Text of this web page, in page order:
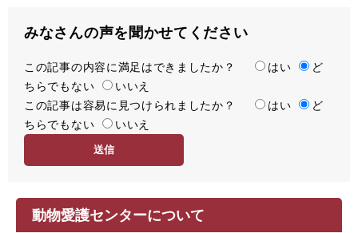
みなさんの声を聞かせてください
満
足
度
この記事の内容に満足はできましたか？ はい
ど
ちらでもない
いいえ
容
易
この記事は容易に見つけられましたか？ はい
ど
ちらでもない
いいえ
動物愛護センターについて